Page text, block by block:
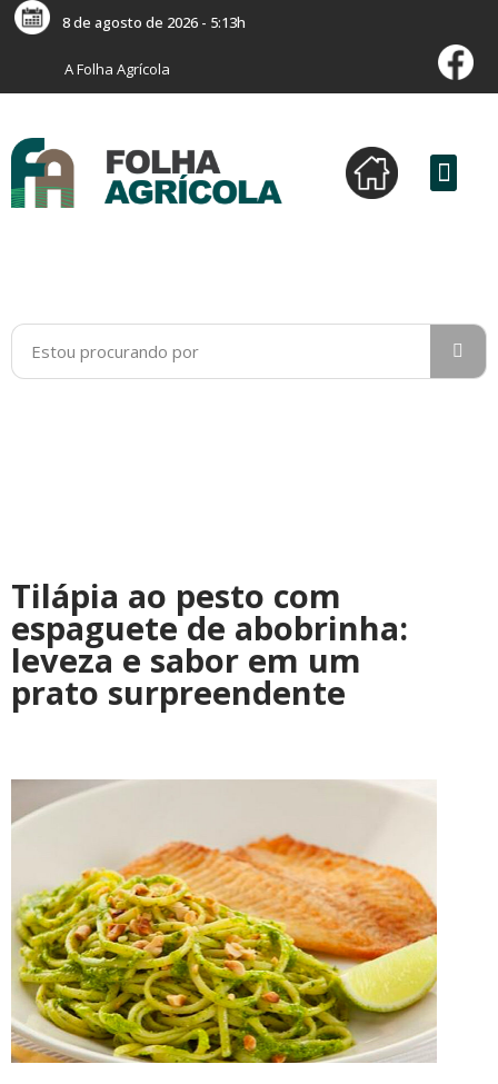
8 de agosto de 2026 - 5:13h
A Folha Agrícola
Tilápia ao pesto com
espaguete de abobrinha:
leveza e sabor em um
prato surpreendente